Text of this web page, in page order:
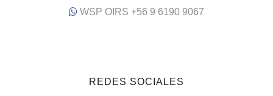
WSP OIRS +56 9 6190 9067
REDES SOCIALES